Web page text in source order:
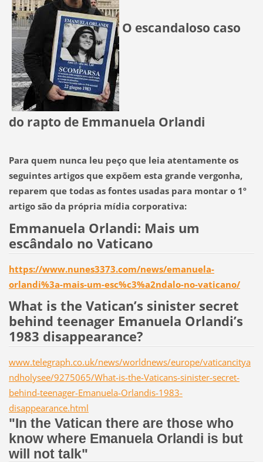
O escandaloso caso
do rapto de Emmanuela Orlandi
Para quem nunca leu peço que leia atentamente os
seguintes artigos que expõem esta grande vergonha,
reparem que todas as fontes usadas para montar o 1º
artigo são da própria mídia corporativa:
Emmanuela Orlandi: Mais um
escândalo no Vaticano
https://www.nunes3373.com/news/emanuela-
orlandi%3a-mais-um-esc%c3%a2ndalo-no-vaticano/
What is the Vatican’s sinister secret
behind teenager Emanuela Orlandi’s
1983 disappearance?
www.telegraph.co.uk/news/worldnews/europe/vaticancitya
ndholysee/9275065/What-is-the-Vaticans-sinister-secret-
behind-teenager-Emanuela-Orlandis-1983-
disappearance.html
"In the Vatican there are those who
know where Emanuela Orlandi is but
will not talk"